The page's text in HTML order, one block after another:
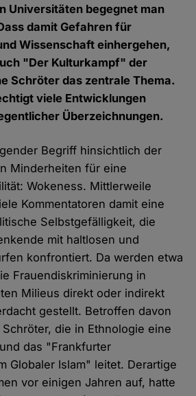
Universitäten begegnet man
damit Gefahren für
Wissenschaft einhergehen,
"Der Kulturkampf" der
Schröter das zentrale Thema.
viele Entwicklungen
Überzeichnungen.
Begriff hinsichtlich der
Minderheiten für eine
Wokeness. Mittlerweile
Kommentatoren damit eine
Selbstgefälligkeit, die
mit haltlosen und
konfrontiert. Da werden etwa
Frauendiskriminierung in
Milieus direkt oder indirekt
gestellt. Betroffen davon
die in Ethnologie eine
das "Frankfurter
Globaler Islam" leitet. Derartige
vor einigen Jahren auf, hatte